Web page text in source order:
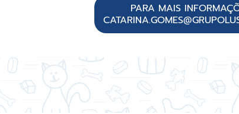
PARA MAIS